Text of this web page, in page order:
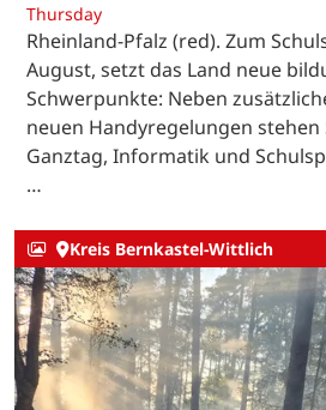
Thursday
Rheinland-Pfalz (red). Zum
August, setzt das Land neue
Schwerpunkte: Neben
neuen Handyregelungen
Ganztag, Informatik und
…
Kreis Bernkastel-Wittlich